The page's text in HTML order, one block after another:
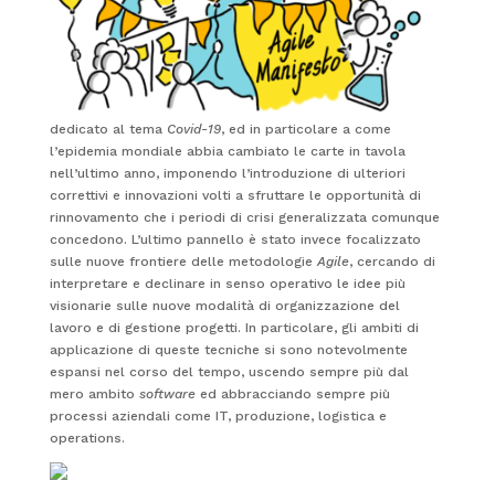
dedicato al tema Covid-19, ed in particolare a come
l’epidemia mondiale abbia cambiato le carte in tavola
nell’ultimo anno, imponendo l’introduzione di ulteriori
correttivi e innovazioni volti a sfruttare le opportunità di
rinnovamento che i periodi di crisi generalizzata comunque
concedono. L’ultimo pannello è stato invece focalizzato
sulle nuove frontiere delle metodologieAgile, cercando di
interpretare e declinare in senso operativo le idee più
visionarie sulle nuove modalità di organizzazione del
lavoro e di gestione progetti. In particolare, gli ambiti di
applicazione di queste tecniche si sono notevolmente
espansi nel corso del tempo, uscendo sempre più dal
mero ambito softwareed abbracciando sempre più
processi aziendali come IT, produzione, logistica e
operations.